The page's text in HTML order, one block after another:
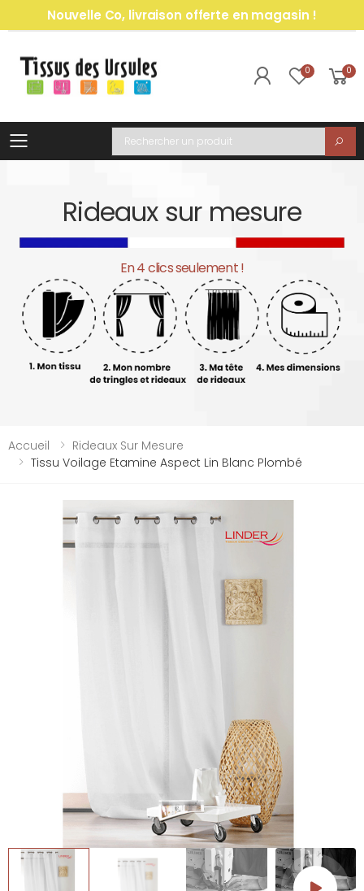
Nouvelle Co, livraison offerte en magasin !
0 0
Toggle mobile menu
Recherche
Rideaux sur mesure
En 4 clics seulement !
Accueil
Rideaux Sur Mesure
Tissu Voilage Etamine Aspect Lin Blanc Plombé